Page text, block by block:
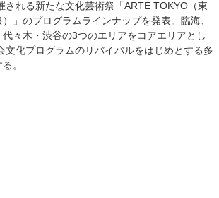
される新たな文化芸術祭「ARTE TOKYO（東
」のプログラムラインナップを発表。臨海、
々木・渋谷の3つのエリアをコアエリアとし
文化プログラムのリバイバルをはじめとする多
。